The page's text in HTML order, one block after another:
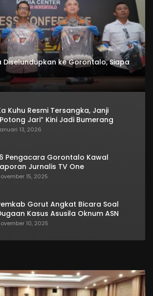
Diselundupkan ke Gorontalo, Siapa
Kuhu Resmi Tersangka, Janji
Jari” Kini Jadi Bumerang
13, 2026
Pengacara Gorontalo Kawal
Jurnalis TV One
15, 2025
Gorut Angkat Bicara Soal
Kasus Asusila Oknum ASN
10, 2025